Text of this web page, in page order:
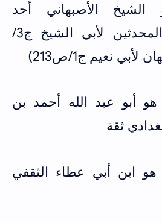
الشيخ الأصبهاني أحد
الثقات (طبقات المحدثين لأبي الشيخ ج3/
أبو عبد الله أحمد بن
ثقة
ابن أبي عطاء الثقفي